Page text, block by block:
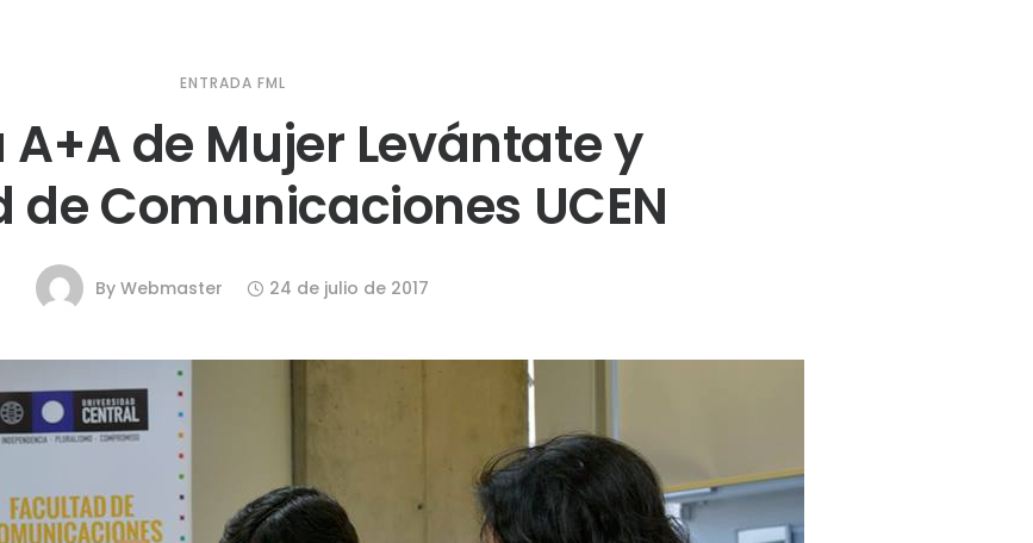
ENTRADA FML
de Mujer Levántate y
de Comunicaciones UCEN
By Webmaster 24 de julio de 2017